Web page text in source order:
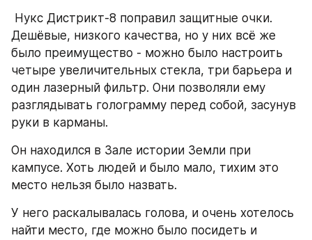
Дешёвые, низкого качества, но у них всё же
было преимущество - можно было настроить
четыре увеличительных стекла, три барьера и
один лазерный фильтр. Они позволяли ему
разглядывать голограмму перед собой, засунув
руки в карманы.
Он находился в Зале истории Земли при
кампусе. Хоть людей и было мало, тихим это
место нельзя было назвать.
У него раскалывалась голова, и очень хотелось
найти место, где можно было посидеть и